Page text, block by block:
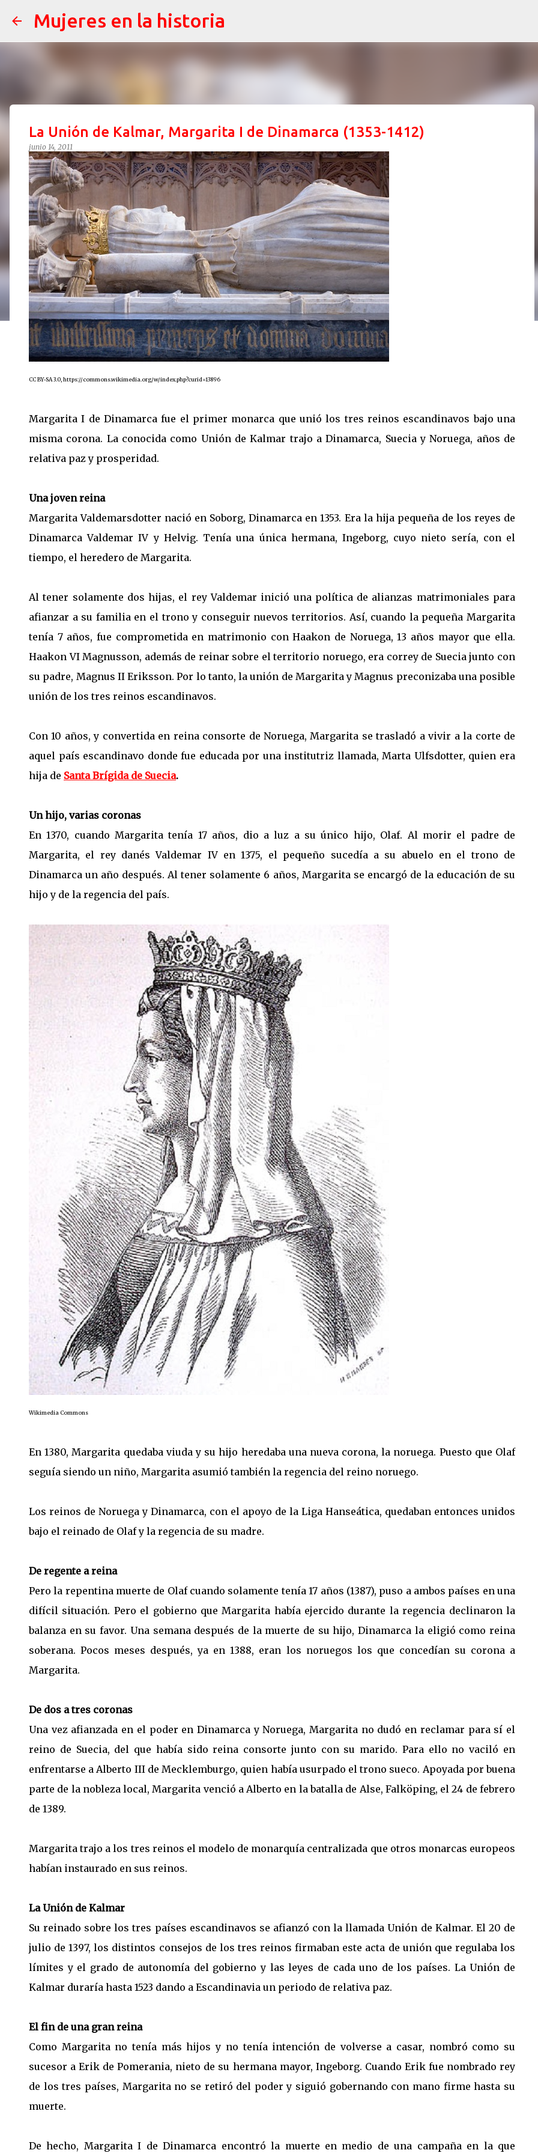
Mujeres en la historia
La Unión de Kalmar, Margarita I de Dinamarca (1353-1412)
junio 14, 2011
CC BY-SA 3.0, https://commons.wikimedia.org/w/index.php?curid=13896
Margarita I de Dinamarca fue el primer monarca que unió los tres reinos escandinavos bajo una
misma corona. La conocida como Unión de Kalmar trajo a Dinamarca, Suecia y Noruega, años de
relativa paz y prosperidad.
Una joven reina
Margarita Valdemarsdotter nació en Soborg, Dinamarca en 1353. Era la hija pequeña de los reyes de
Dinamarca Valdemar IV y Helvig. Tenía una única hermana, Ingeborg, cuyo nieto sería, con el
tiempo, el heredero de Margarita.
Al tener solamente dos hijas, el rey Valdemar inició una política de alianzas matrimoniales para
afianzar a su familia en el trono y conseguir nuevos territorios. Así, cuando la pequeña Margarita
tenía 7 años, fue comprometida en matrimonio con Haakon de Noruega, 13 años mayor que ella.
Haakon VI Magnusson, además de reinar sobre el territorio noruego, era correy de Suecia junto con
su padre, Magnus II Eriksson. Por lo tanto, la unión de Margarita y Magnus preconizaba una posible
unión de los tres reinos escandinavos.
Con 10 años, y convertida en reina consorte de Noruega, Margarita se trasladó a vivir a la corte de
aquel país escandinavo donde fue educada por una institutriz llamada, Marta Ulfsdotter, quien era
hija de Santa Brígida de Suecia.
Un hijo, varias coronas
En 1370, cuando Margarita tenía 17 años, dio a luz a su único hijo, Olaf. Al morir el padre de
Margarita, el rey danés Valdemar IV en 1375, el pequeño sucedía a su abuelo en el trono de
Dinamarca un año después. Al tener solamente 6 años, Margarita se encargó de la educación de su
hijo y de la regencia del país.
Wikimedia Commons
En 1380, Margarita quedaba viuda y su hijo heredaba una nueva corona, la noruega. Puesto que Olaf
seguía siendo un niño, Margarita asumió también la regencia del reino noruego.
Los reinos de Noruega y Dinamarca, con el apoyo de la Liga Hanseática, quedaban entonces unidos
bajo el reinado de Olaf y la regencia de su madre.
De regente a reina
Pero la repentina muerte de Olaf cuando solamente tenía 17 años (1387), puso a ambos países en una
difícil situación. Pero el gobierno que Margarita había ejercido durante la regencia declinaron la
balanza en su favor. Una semana después de la muerte de su hijo, Dinamarca la eligió como reina
soberana. Pocos meses después, ya en 1388, eran los noruegos los que concedían su corona a
Margarita.
De dos a tres coronas
Una vez afianzada en el poder en Dinamarca y Noruega, Margarita no dudó en reclamar para sí el
reino de Suecia, del que había sido reina consorte junto con su marido. Para ello no vaciló en
enfrentarse a Alberto III de Mecklemburgo, quien había usurpado el trono sueco. Apoyada por buena
parte de la nobleza local, Margarita venció a Alberto en la batalla de Alse, Falköping, el 24 de febrero
de 1389.
Margarita trajo a los tres reinos el modelo de monarquía centralizada que otros monarcas europeos
habían instaurado en sus reinos.
La Unión de Kalmar
Su reinado sobre los tres países escandinavos se afianzó con la llamada Unión de Kalmar. El 20 de
julio de 1397, los distintos consejos de los tres reinos firmaban este acta de unión que regulaba los
límites y el grado de autonomía del gobierno y las leyes de cada uno de los países. La Unión de
Kalmar duraría hasta 1523 dando a Escandinavia un periodo de relativa paz.
El fin de una gran reina
Como Margarita no tenía más hijos y no tenía intención de volverse a casar, nombró como su
sucesor a Erik de Pomerania, nieto de su hermana mayor, Ingeborg. Cuando Erik fue nombrado rey
de los tres países, Margarita no se retiró del poder y siguió gobernando con mano firme hasta su
muerte.
De hecho, Margarita I de Dinamarca encontró la muerte en medio de una campaña en la que